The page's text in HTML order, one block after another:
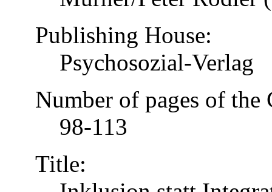
Publishing House:
Psychosozial-Verlag
Number of pages of
98-113
Title: